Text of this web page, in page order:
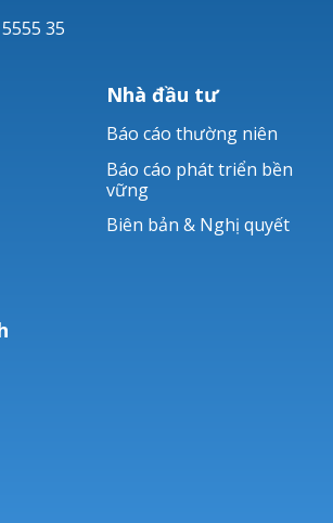
35
Nhà đầu tư
Báo cáo thường niên
Báo cáo phát triển bền
vững
Biên bản & Nghị quyết